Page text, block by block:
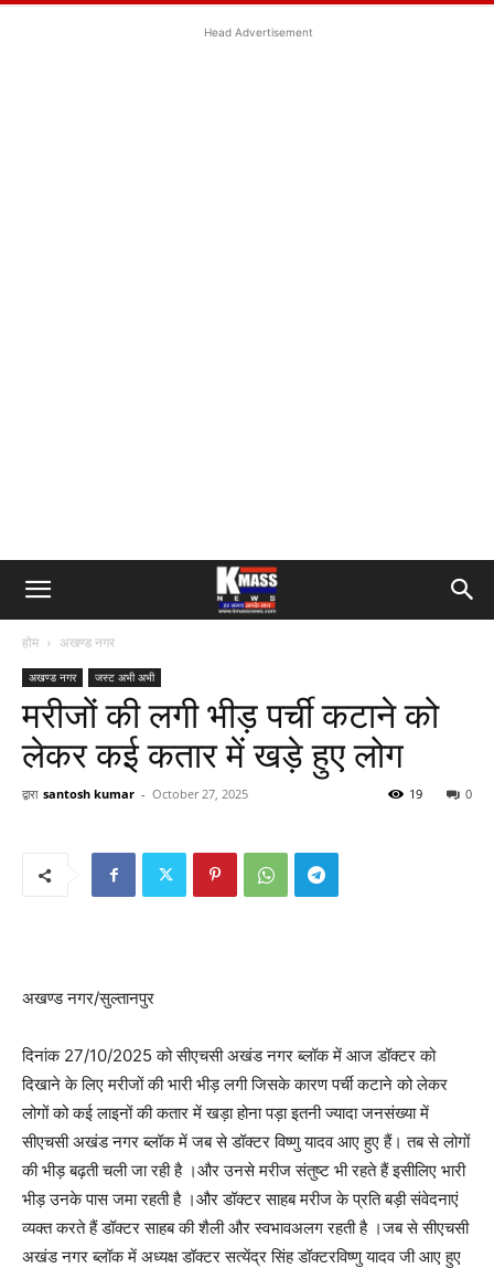
Head Advertisement
होम अखण्ड नगर
अखण्ड नगर जस्ट अभी अभी
मरीजों की लगी भीड़ पर्ची कटाने को
लेकर कई कतार में खड़े हुए लोग
द्वारा santosh kumar - October 27, 2025 0
19
अखण्ड नगर/सुल्तानपुर
दिनांक 27/10/2025 को सीएचसी अखंड नगर ब्लॉक में आज डॉक्टर को
दिखाने के लिए मरीजों की भारी भीड़ लगी जिसके कारण पर्ची कटाने को लेकर
लोगों को कई लाइनों की कतार में खड़ा होना पड़ा इतनी ज्यादा जनसंख्या में
सीएचसी अखंड नगर ब्लॉक में जब से डॉक्टर विष्णु यादव आए हुए हैं। तब से लोगों
की भीड़ बढ़ती चली जा रही है ।और उनसे मरीज संतुष्ट भी रहते हैं इसीलिए भारी
भीड़ उनके पास जमा रहती है ।और डॉक्टर साहब मरीज के प्रति बड़ी संवेदनाएं
व्यक्त करते हैं डॉक्टर साहब की शैली और स्वभावअलग रहती है ।जब से सीएचसी
अखंड नगर ब्लॉक में अध्यक्ष डॉक्टर सत्येंद्र सिंह डॉक्टरविष्णु यादव जी आए हुए